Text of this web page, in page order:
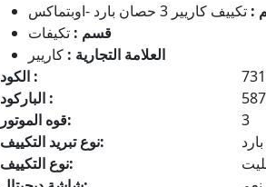
:
قسم : تكيفات
العلامة التجارية : كاريير
الكود :
الباركود :
قوه الموتور:
3
نوع تبريد التكييف:
بارد
نوع التكييف: